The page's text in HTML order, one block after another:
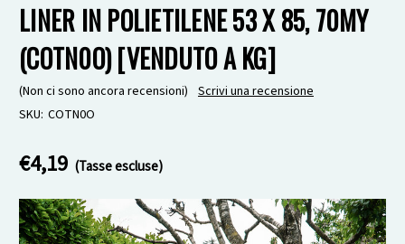
LINER IN POLIETILENE 53 X 85, 70MY
(COTN0O) [VENDUTO A KG]
(Non ci sono ancora recensioni) Scrivi una recensione
SKU: COTN0O
€4,19 (Tasse escluse)